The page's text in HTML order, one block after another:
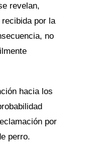
revelan,
por la
no
hacia los
por
perro.